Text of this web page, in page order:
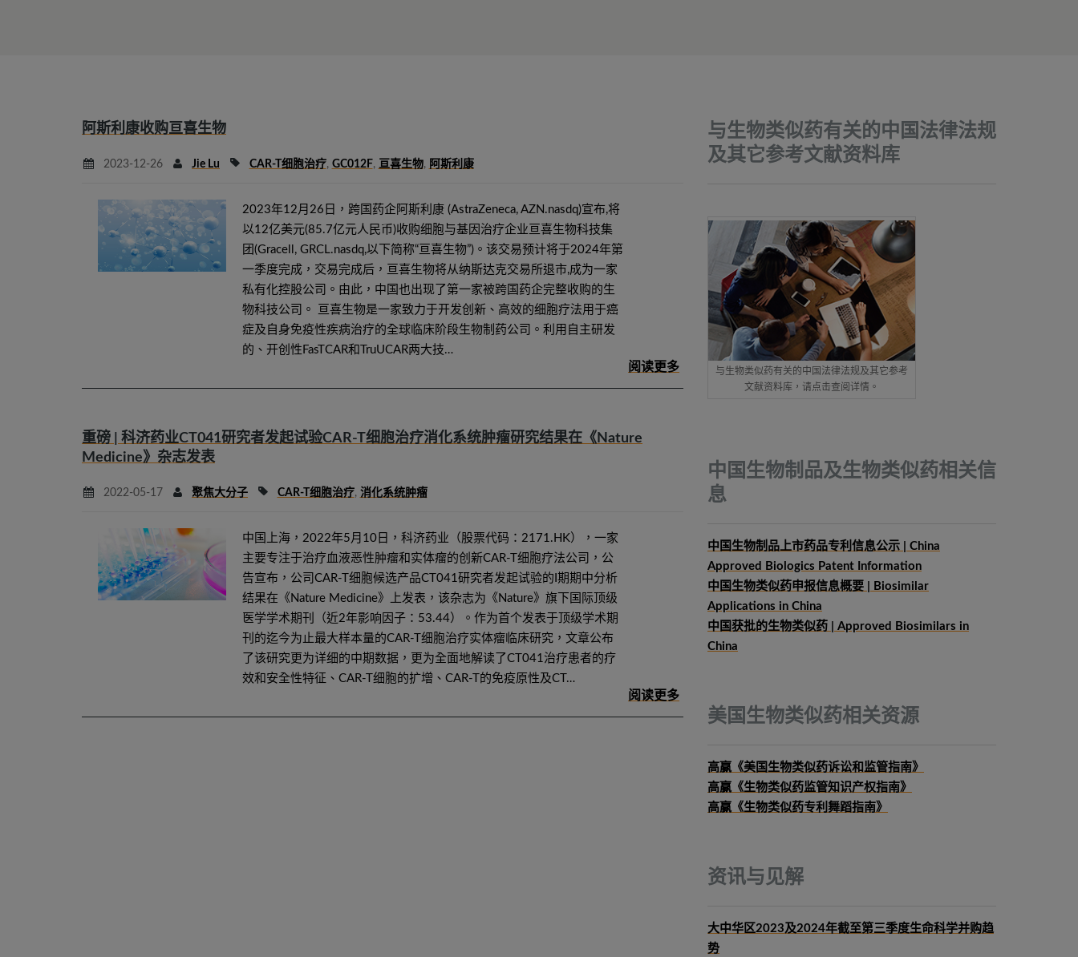
阿斯利康收购亘喜生物
2023-12-26 Jie Lu CAR-T细胞治疗, GC012F, 亘喜生物, 阿斯利康
2023年12月26日，跨国药企阿斯利康 (AstraZeneca, AZN.nasdq)宣布,将
以12亿美元(85.7亿元人民币)收购细胞与基因治疗企业亘喜生物科技集
团(Gracell, GRCL.nasdq,以下简称“亘喜生物”)。该交易预计将于2024年第
一季度完成，交易完成后，亘喜生物将从纳斯达克交易所退市,成为一家
私有化控股公司。由此，中国也出现了第一家被跨国药企完整收购的生
物科技公司。 亘喜生物是一家致力于开发创新、高效的细胞疗法用于癌
症及自身免疫性疾病治疗的全球临床阶段生物制药公司。利用自主研发
的、开创性FasTCAR和TruUCAR两大技…
重磅 | 科济药业CT041研究者发起试验CAR-T细胞治疗消化系统肿瘤研究结果在《Nature
Medicine》杂志发表
2022-05-17 聚焦大分子 CAR-T细胞治疗, 消化系统肿瘤
中国上海，2022年5月10日，科济药业（股票代码：2171.HK），一家
主要专注于治疗血液恶性肿瘤和实体瘤的创新CAR-T细胞疗法公司，公
告宣布，公司CAR-T细胞候选产品CT041研究者发起试验的I期期中分析
结果在《Nature Medicine》上发表，该杂志为《Nature》旗下国际顶级
医学学术期刊（近2年影响因子：53.44）。作为首个发表于顶级学术期
刊的迄今为止最大样本量的CAR-T细胞治疗实体瘤临床研究，文章公布
了该研究更为详细的中期数据，更为全面地解读了CT041治疗患者的疗
效和安全性特征、CAR-T细胞的扩增、CAR-T的免疫原性及CT…
与生物类似药有关的中国法律法规
及其它参考文献资料库
与生物类似药有关的中国法律法规及其它参考
文献资料库，请点击查阅详情。
中国生物制品及生物类似药相关信
息
中国生物制品上市药品专利信息公示 | China
Approved Biologics Patent Information
中国生物类似药申报信息概要 | Biosimilar
Applications in China
中国获批的生物类似药 | Approved Biosimilars in
China
美国生物类似药相关资源
高赢《美国生物类似药诉讼和监管指南》
高赢《生物类似药监管知识产权指南》
高赢《生物类似药专利舞蹈指南》
资讯与见解
大中华区2023及2024年截至第三季度生命科学并购趋
势